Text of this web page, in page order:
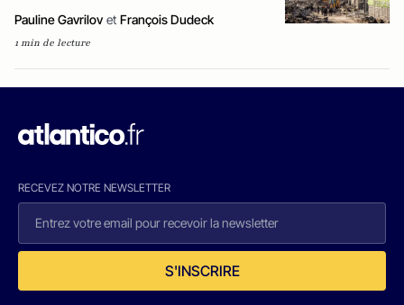
Pauline Gavrilov et François Dudeck
1 min de lecture
RECEVEZ NOTRE NEWSLETTER
S'INSCRIRE